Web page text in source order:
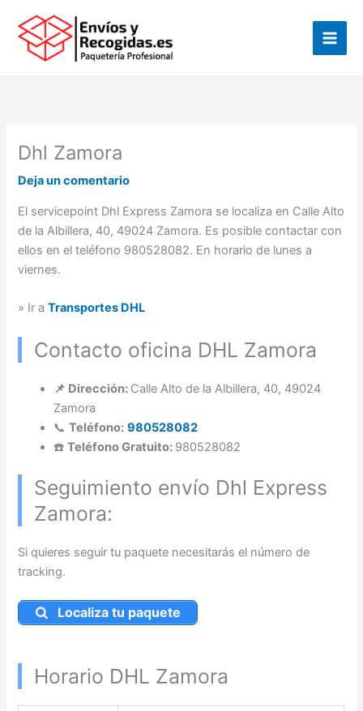
contenido
Dhl Zamora
Deja un comentario
El servicepoint Dhl Express Zamora se localiza en Calle Alto
de la Albillera, 40, 49024 Zamora. Es posible contactar con
ellos en el teléfono 980528082. En horario de lunes a
viernes.
» Ir aTransportes DHL
Contacto oficina DHL Zamora
📌 Dirección: Calle Alto de la Albillera, 40, 49024
Zamora
📞Teléfono: 980528082
☎️Teléfono Gratuito: 980528082
Seguimiento envío Dhl Express
Zamora:
Si quieres seguir tu paquete necesitarás el número de
tracking.
Localiza tu paquete
Horario DHL Zamora